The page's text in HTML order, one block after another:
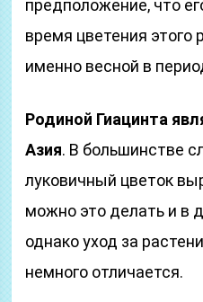
предположение, что
время цветения этого
именно весной в
Родиной Гиацинта
Азия. В большинстве
луковичный цветок
можно это делать и в
однако уход за
немного отличается.